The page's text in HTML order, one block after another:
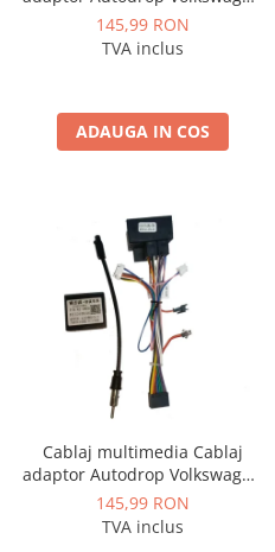
Sharan (2012-2018) pentru
Navigații multimedia Android
145,99 RON
TVA inclus
ADAUGA IN COS
Cablaj multimedia Cablaj
adaptor Autodrop Volkswagen
Touran (2006-2008) pentru
Navigații multimedia Android
145,99 RON
TVA inclus